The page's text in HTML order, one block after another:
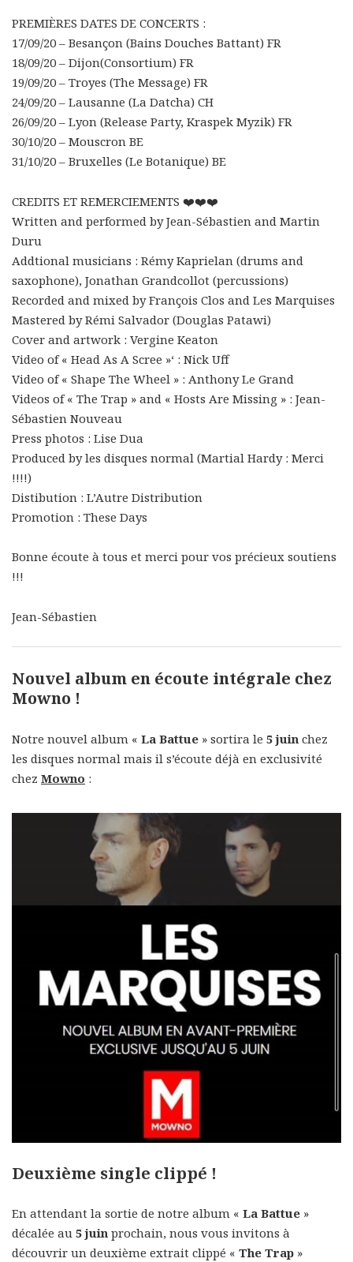
PREMIÈRES DATES DE CONCERTS :
17/09/20 – Besançon (Bains Douches Battant) FR
18/09/20 – Dijon(Consortium) FR
19/09/20 – Troyes (The Message) FR
24/09/20 – Lausanne (La Datcha) CH
26/09/20 – Lyon (Release Party, Kraspek Myzik) FR
30/10/20 – Mouscron BE
31/10/20 – Bruxelles (Le Botanique) BE
CREDITS ET REMERCIEMENTS ❤️❤️❤️
Written and performed by Jean-Sébastien and Martin
Duru
Addtional musicians : Rémy Kaprielan (drums and
saxophone), Jonathan Grandcollot (percussions)
Recorded and mixed by François Clos and Les Marquises
Mastered by Rémi Salvador (Douglas Patawi)
Cover and artwork : Vergine Keaton
Video of « Head As A Scree »‘ : Nick Uff
Video of « Shape The Wheel » : Anthony Le Grand
Videos of « The Trap » and « Hosts Are Missing » : Jean-
Sébastien Nouveau
Press photos : Lise Dua
Produced by les disques normal (Martial Hardy : Merci
!!!!)
Distibution : L’Autre Distribution
Promotion : These Days
Bonne écoute à tous et merci pour vos précieux soutiens
!!!
Jean-Sébastien
Nouvel album en écoute intégrale chez
Mowno !
Notre nouvel album « La Battue » sortira le 5 juin chez
les disques normal mais il s’écoute déjà en exclusivité
chez Mowno :
Deuxième single clippé !
En attendant la sortie de notre album « La Battue »
décalée au 5 juin prochain, nous vous invitons à
découvrir un deuxième extrait clippé « The Trap »